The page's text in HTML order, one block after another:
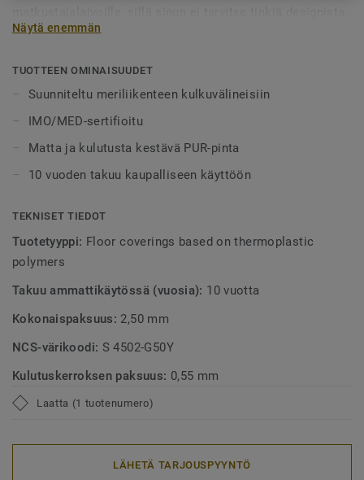
paloturvallisuudesta tai kulutuskestävyydestä. Mallistossa
ylellisen ja kodikkaan tunnelman. iD Marine on helppo
yhdistää myös muihin lattiamateriaaleihin, kuten tekstiili-
*IMO – International Maritime Organization
(Kansainvälinen merenkulkujärjestö)
Näytä enemmän
TUOTTEEN OMINAISUUDET
Suunniteltu meriliikenteen kulkuvälineisiin
IMO/MED-sertifioitu
Matta ja kulutusta kestävä PUR-pinta
10 vuoden takuu kaupalliseen käyttöön
TEKNISET TIEDOT
Tuotetyyppi: Floor coverings based on thermoplastic
polymers
Takuu ammattikäytössä (vuosia): 10 vuotta
Kokonaispaksuus: 2,50 mm
NCS-värikoodi: S 4502-G50Y
Kulutuskerroksen paksuus: 0,55 mm
Laatta (1 tuotenumero)
LÄHETÄ TARJOUSPYYNTÖ